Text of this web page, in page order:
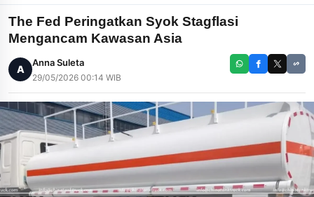
The Fed Peringatkan Syok Stagflasi
Mengancam Kawasan Asia
A
Anna Suleta
29/05/2026 00:14 WIB